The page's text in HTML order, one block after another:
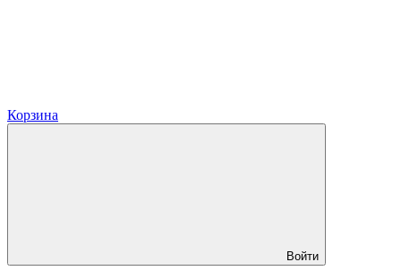
Корзина
Войти